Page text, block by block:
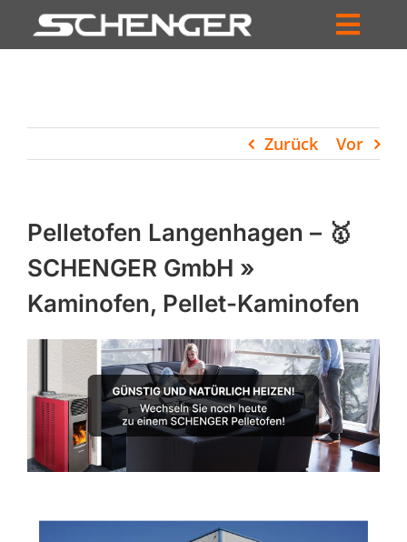
Inhalt
HÄNDLERSUCHE
UNTERNEHMEN
PROFIL
WARENKORB
PRODUCTS
SEARCH
Zurück Vor
Pelletofen Langenhagen – 🥇
SCHENGER GmbH »
Kaminofen, Pellet-Kaminofen